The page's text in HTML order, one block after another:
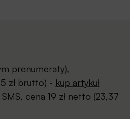
prenumeraty),
zł brutto) - kup artykuł
cena 19 zł netto (23,37